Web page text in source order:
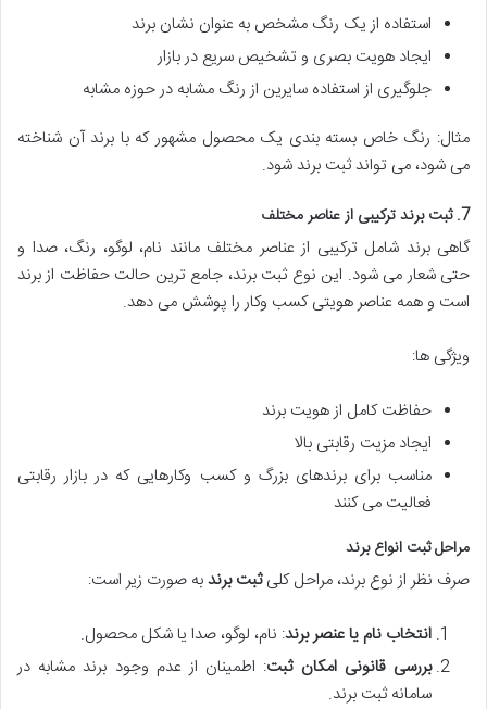
استفاده از یک رنگ مشخص به عنوان نشان برند
ایجاد هویت بصری و تشخیص سریع در بازار
جلوگیری از استفاده سایرین از رنگ مشابه در حوزه مشابه
مثال: رنگ خاص بسته بندی یک محصول مشهور که با برند آن شناخته
می شود، می تواند ثبت برند شود.
7. ثبت برند ترکیبی از عناصر مختلف
گاهی برند شامل ترکیبی از عناصر مختلف مانند نام، لوگو، رنگ، صدا و
حتی شعار می شود. این نوع ثبت برند، جامع ترین حالت حفاظت از برند
است و همه عناصر هویتی کسب وکار را پوشش می دهد.
ویژگی ها:
حفاظت کامل از هویت برند
ایجاد مزیت رقابتی بالا
مناسب برای برندهای بزرگ و کسب وکارهایی که در بازار رقابتی
فعالیت می کنند
مراحل ثبت انواع برند
صرف نظر از نوع برند، مراحل کلیثبت برندبه صورت زیر است:
انتخاب نام یا عنصر برند: نام، لوگو، صدا یا شکل محصول.
بررسی قانونی امکان ثبت: اطمینان از عدم وجود برند مشابه در
سامانه ثبت برند.